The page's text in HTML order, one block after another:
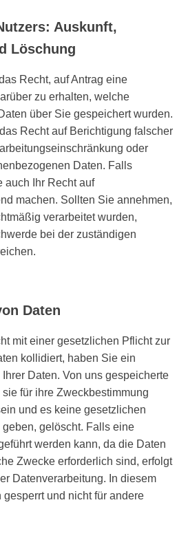
Auskunft,
Löschung
Recht, auf Antrag eine
zu erhalten, welche
über Sie gespeichert wurden.
Recht auf Berichtigung falscher
oder
Daten. Falls
auch Ihr Recht auf
machen. Sollten Sie annehmen,
verarbeitet wurden,
bei der zuständigen
Daten
mit einer gesetzlichen Pflicht zur
kollidiert, haben Sie ein
Daten. Von uns gespeicherte
für ihre Zweckbestimmung
und es keine gesetzlichen
gelöscht. Falls eine
werden kann, da die Daten
Zwecke erforderlich sind, erfolgt
Datenverarbeitung. In diesem
und nicht für andere